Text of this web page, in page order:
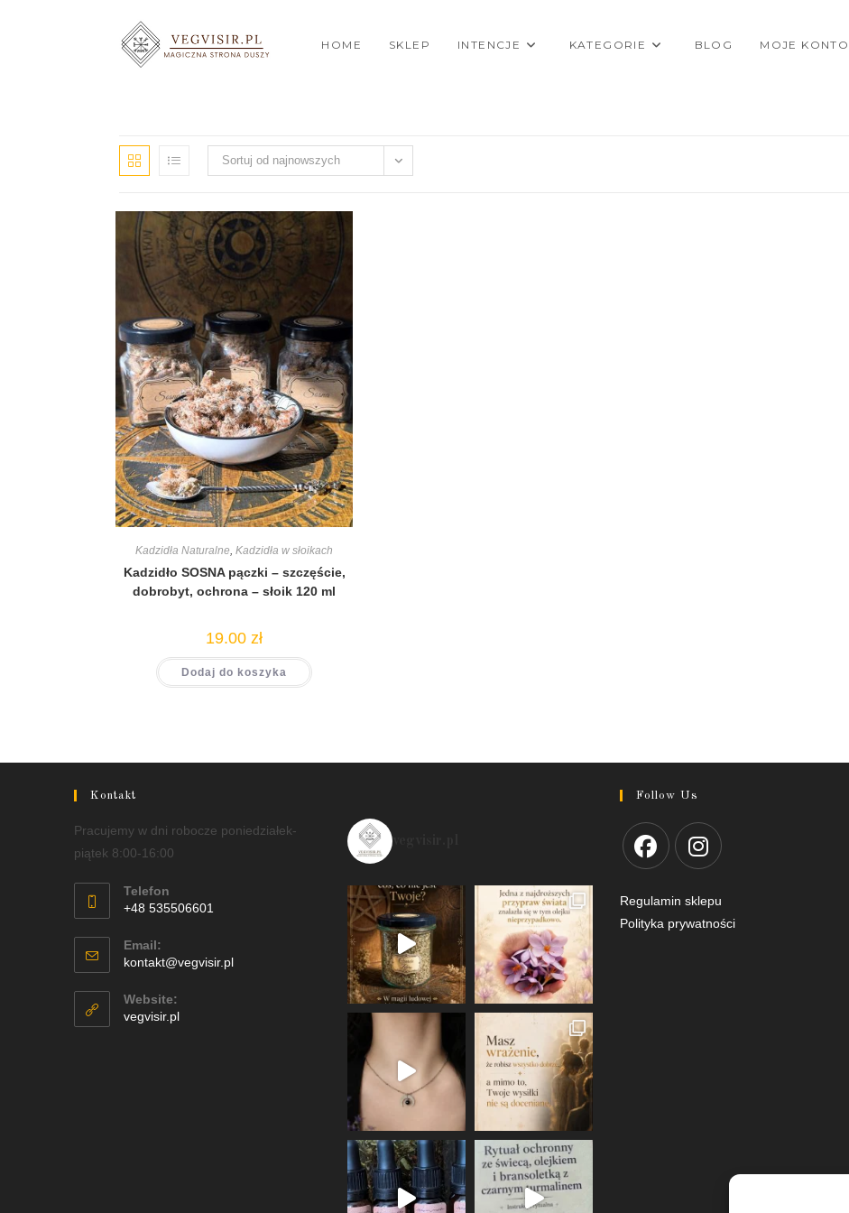
HOME SKLEP INTENCJE KATEGORIE BLOG MOJE KONTO
Sortuj od najnowszych
Kadzidła Naturalne, Kadzidła w słoikach
Kadzidło SOSNA pączki – szczęście,
dobrobyt, ochrona – słoik 120 ml
19.00 zł
Dodaj do koszyka
Kontakt
Pracujemy w dni robocze poniedziałek-
piątek 8:00-16:00
Telefon
+48 535506601
Email:
kontakt@vegvisir.pl
Website:
vegvisir.pl
vegvisir.pl
Follow Us
Regulamin sklepu
Polityka prywatności